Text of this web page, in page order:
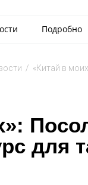
Подробно
/ «Китай в
для